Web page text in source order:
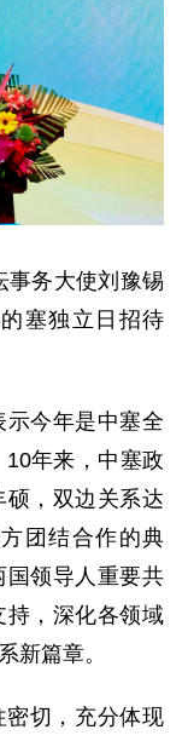
事务大使刘豫锡
塞独立日招待
今年是中塞全
年来，中塞政
，双边关系达
团结合作的典
领导人重要共
，深化各领域
新篇章。
切，充分体现